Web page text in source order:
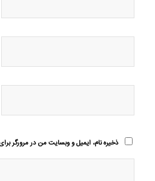
ذخیره نام، ایمیل و وبسایت من در مرورگر